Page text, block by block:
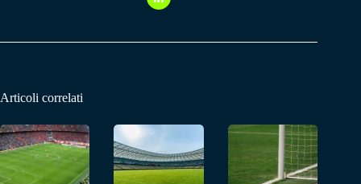
Articoli correlati